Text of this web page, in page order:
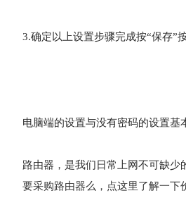
3.确定以上设置步骤完成按“保存”
电脑端的设置与没有密码的设置基
路由器，是我们日常上网不可缺少
要采购路由器么，点这里了解一下